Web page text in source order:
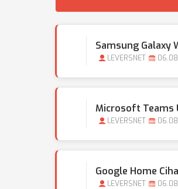
Samsung Galaxy
LEVERSNET
Microsoft Teams
LEVERSNET
Google Home
LEVERSNET